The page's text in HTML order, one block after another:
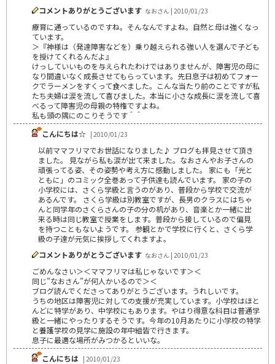
コメントありがとうございます なおさん | 2010/01/23
療育に通っているのですね。そんなんですよね。自然と母は強くなっ
ています。
＞『神様は（発達障害などを）乗り越えられる強い人を選んで子ども
を授けてくれるんだよ』
けっしていいものを与えられたわけではありませんが、障害児の母に
なり間違いなく成長させてもらっています。先日息子は初めてフォー
クでラーメンをすくって食べました。こんな当たり前のことですが私
たち夫婦は涙を流して喜びました。本当に小さな成長に涙を流して喜
べるって障害児の母親の特権ですよね。
私も頭の隅にのこりそうです＾＾
こんにちは☆ | 2010/01/23
以前ママフリマでお世話になりました♪ ブログも拝見させて頂き
ました。 見ながら私も涙が出て来ました。なおさんやお子さんの
頑張ってる姿、その姿勢や考え方に感動しました。 家にも「光と
ともに」のコミック全巻あって子供達も読んでいます。 家の子の
小学校には、さくら学級と言うのがあり、普段から学校で交流が
あるんです。 さくら学級は別教室ですが、長男のクラスにはちゃ
んと同学年のさくらさんの子の分の机があり、音楽とか一緒に出
来る時は同じ教室で授業をします。普段から接しているので偏見
を持つこともないようです。 参観とかで学校に行くと、さくら学
級の子達が元気に挨拶してくれますよ。
コメントありがとうございます なおさん | 2010/01/23
ごめんなさい＞＜ママフリマは私じゃないです＞＜
同じ”なおさん”が何人かいるので＞＜
ブログ読んでくださってありがとうございます。うれしいです。
うちの地区は障害児に対しての支援が充実しています。小学校はほと
んどに特学があり、中学校にもあります。やはり得意な科目は普通学
級と一緒にやったりするそうです。今年の10月あたりに小学校の特学
と養護学校の見学に施設の年中組皆で行きます。
息子に最適な場所がみつかるといいな。
こんにちは | 2010/01/23